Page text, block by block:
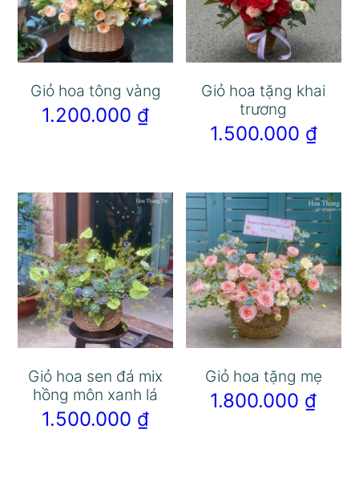
Giỏ hoa tông vàng
1.200.000 ₫
Giỏ hoa tặng khai
trương
1.500.000 ₫
Giỏ hoa sen đá mix
hồng môn xanh lá
1.500.000 ₫
Giỏ hoa tặng mẹ
1.800.000 ₫